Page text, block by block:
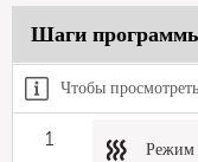
Шаги
Чтобы
1 Режим